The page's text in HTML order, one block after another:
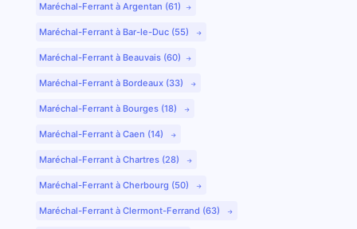
Maréchal-Ferrant à Argentan (61)
Maréchal-Ferrant à Bar-le-Duc (55)
Maréchal-Ferrant à Beauvais (60)
Maréchal-Ferrant à Bordeaux (33)
Maréchal-Ferrant à Bourges (18)
Maréchal-Ferrant à Caen (14)
Maréchal-Ferrant à Chartres (28)
Maréchal-Ferrant à Cherbourg (50)
Maréchal-Ferrant à Clermont-Ferrand (63)